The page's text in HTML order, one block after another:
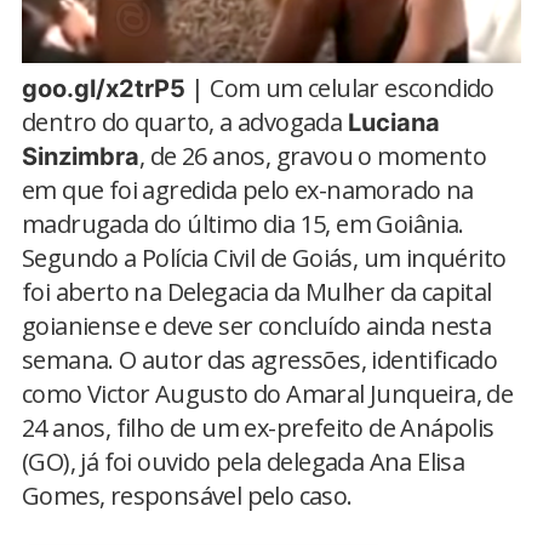
goo.gl/x2trP5 | Com um celular escondido
dentro do quarto, a advogada Luciana
Sinzimbra, de 26 anos, gravou o momento
em que foi agredida pelo ex-namorado na
madrugada do último dia 15, em Goiânia.
Segundo a Polícia Civil de Goiás, um inquérito
foi aberto na Delegacia da Mulher da capital
goianiense e deve ser concluído ainda nesta
semana. O autor das agressões, identificado
como Victor Augusto do Amaral Junqueira, de
24 anos, filho de um ex-prefeito de Anápolis
(GO), já foi ouvido pela delegada Ana Elisa
Gomes, responsável pelo caso.